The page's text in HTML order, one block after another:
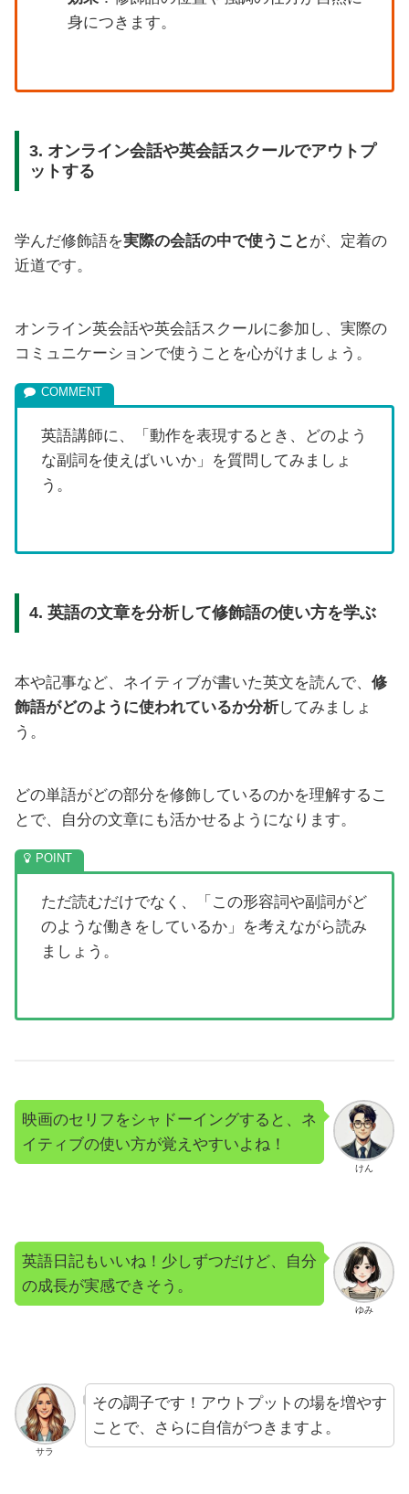
身につきます。
3. オンライン会話や英会話スクールでアウトプ
ットする
学んだ修飾語を実際の会話の中で使うこと が、定着の
近道です。
オンライン英会話や英会話スクールに参加し、実際の
コミュニケーションで使うことを心がけましょう。
英語講師に、「動作を表現するとき、どのよう
な副詞を使えばいいか」を質問してみましょ
う。
4. 英語の文章を分析して修飾語の使い方を学ぶ
本や記事など、ネイティブが書いた英文を読んで、 修
飾語がどのように使われているか分析してみましょ
う。
どの単語がどの部分を修飾しているのかを理解するこ
とで、自分の文章にも活かせるようになります。
ただ読むだけでなく、「この形容詞や副詞がど
のような働きをしているか」を考えながら読み
ましょう。
けん
映画のセリフをシャドーイングすると、ネ
イティブの使い方が覚えやすいよね！
ゆみ
英語日記もいいね！少しずつだけど、自分
の成長が実感できそう。
サラ
その調子です！アウトプットの場を増やす
ことで、さらに自信がつきますよ。